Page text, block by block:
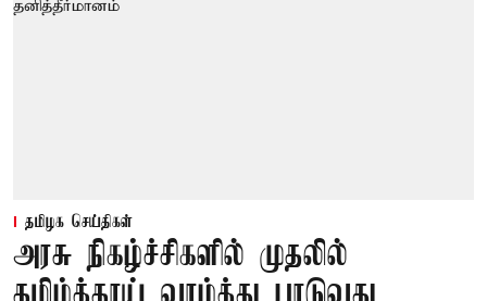
தமிழக செய்திகள்
அரசு நிகழ்ச்சிகளில் முதலில்